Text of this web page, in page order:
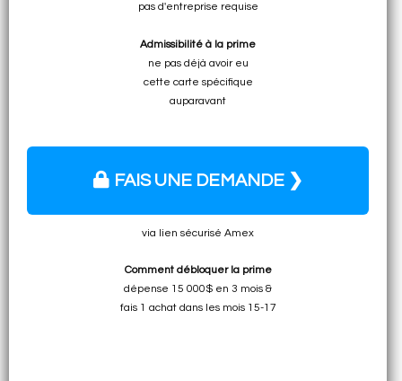
Cumul sur dép. min.: 18750 pts (total:
• ≈ 2222$ à ILLIMITÉ pour vols premium
• ≈ 2081$ à ≈ 2222$ pour vols spécifiques (cl. écon.)
• ≈ 2081$ à 2222$ pour vols (tableau)
• 1587$ pour n'importe quel dép. de voyage
pas d'entreprise requise
Admissibilité à la prime
ne pas déjà avoir eu
cette carte spécifique
auparavant
FAIS UNE DEMANDE ❯
via lien sécurisé Amex
Comment débloquer la prime
dépense 15 000$ en 3 mois &
fais 1 achat dans les mois 15-17